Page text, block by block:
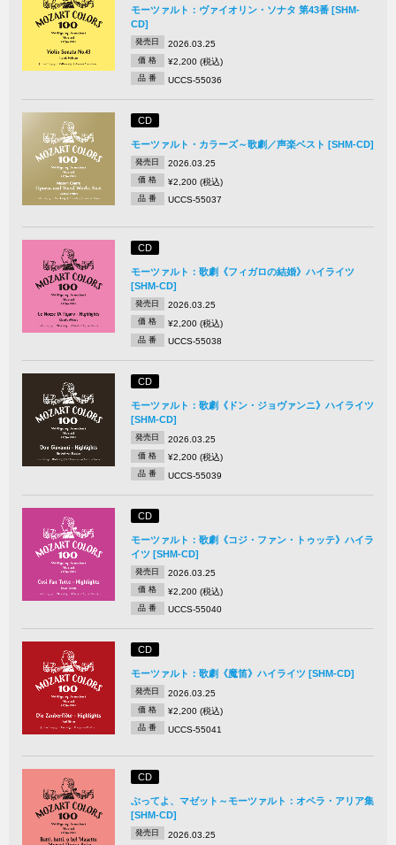
モーツァルト：ヴァイオリン・ソナタ 第43番 [SHM-
CD]
発売日 2026.03.25
価 格 ¥2,200 (税込)
品 番 UCCS-55036
CD
モーツァルト・カラーズ～歌劇／声楽ベスト [SHM-CD]
発売日 2026.03.25
価 格 ¥2,200 (税込)
品 番 UCCS-55037
CD
モーツァルト：歌劇《フィガロの結婚》ハイライツ
[SHM-CD]
発売日 2026.03.25
価 格 ¥2,200 (税込)
品 番 UCCS-55038
CD
モーツァルト：歌劇《ドン・ジョヴァンニ》ハイライツ
[SHM-CD]
発売日 2026.03.25
価 格 ¥2,200 (税込)
品 番 UCCS-55039
CD
モーツァルト：歌劇《コジ・ファン・トゥッテ》ハイラ
イツ [SHM-CD]
発売日 2026.03.25
価 格 ¥2,200 (税込)
品 番 UCCS-55040
CD
モーツァルト：歌劇《魔笛》ハイライツ [SHM-CD]
発売日 2026.03.25
価 格 ¥2,200 (税込)
品 番 UCCS-55041
CD
ぶってよ、マゼット～モーツァルト：オペラ・アリア集
[SHM-CD]
発売日 2026.03.25